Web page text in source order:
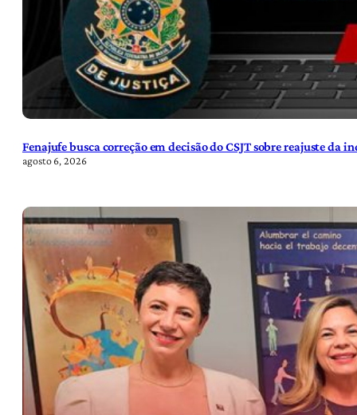
Fenajufe busca correção em decisão do CSJT sobre reajuste da
agosto 6, 2026